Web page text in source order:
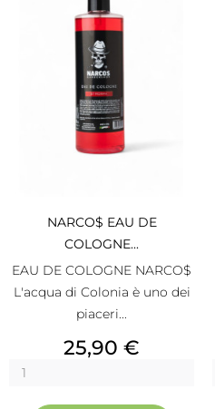
NARCO$ EAU DE
COLOGNE...
EAU DE COLOGNE NARCO$
L'acqua di Colonia è uno dei
piaceri...
Prezzo
25,90 €